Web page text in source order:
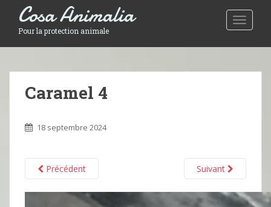
Toggle
Cosa Animalia
Pour la protection animale
Caramel 4
18 septembre 2024
Précédent Suivant